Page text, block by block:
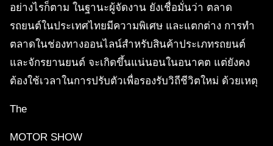
อย่างไรก็ตาม ในฐานะผู้จัดงาน ยังเชื่อมั่นว่า ตลาด
รถยนต์ในประเทศไทยมีความพิเศษ และแตกต่าง การทำ
ตลาดในช่องทางออนไลน์สำหรับสินค้าประเภทรถยนต์
และจักรยานยนต์ จะเกิดขึ้นแน่นอนในอนาคต แต่ยังคง
ต้องใช้เวลาในการปรับตัวเพื่อรองรับวิถีชีวิตใหม่ ด้วยเหตุ
The
MOTOR SHOW